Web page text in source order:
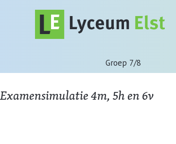
Groep 7/8
Examensimulatie 4m, 5h en 6v